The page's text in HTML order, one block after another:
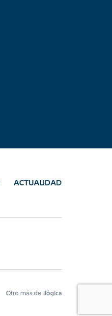
ACTUALIDAD
Otro más de ilógica